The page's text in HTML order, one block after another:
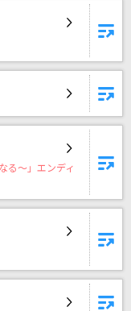
る～」エンディ